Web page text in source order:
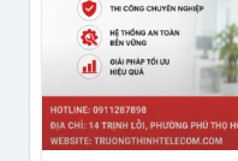
Sự khác biệt của mã
5M0TEA-EU/FSP14
năng lượng mặt trời
pháp xanh giúp
không cần sạc thủ